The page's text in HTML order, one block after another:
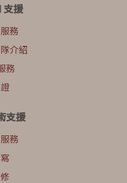
支援
務
介紹
務
支援
務